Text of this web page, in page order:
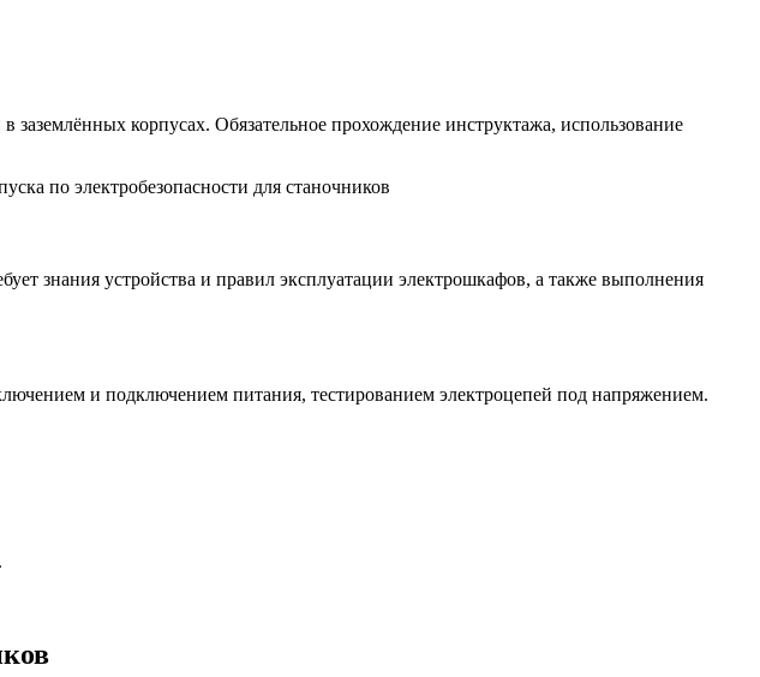
корпусах. Обязательное прохождение инструктажа, использование
знания устройства и правил эксплуатации электрошкафов, а также выполнения
и подключением питания, тестированием электроцепей под напряжением.